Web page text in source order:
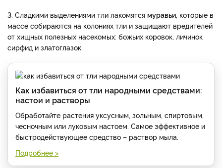
3. Сладкими выделениями тли лакомятся муравьи , которые в
массе собираются на колониях тли и защищают вредителей
от хищных полезных насекомых: божьих коровок, личинок
сирфид и златоглазок.
Как избавиться от тли народными средствами:
настои и растворы
Обработайте растения уксусным, зольным, спиртовым,
чесночным или луковым настоем. Самое эффективное и
быстродействующее средство – раствор мыла.
Подробнее >